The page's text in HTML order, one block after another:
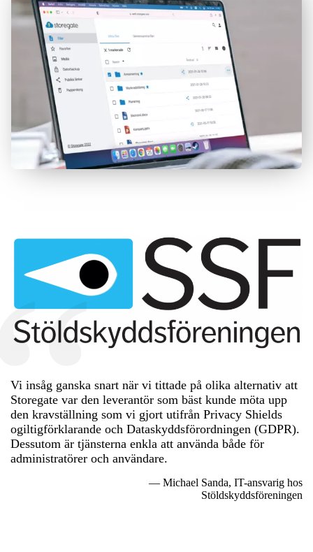
Vi insåg ganska snart när vi tittade på olika alternativ att
Storegate var den leverantör som bäst kunde möta upp
den kravställning som vi gjort utifrån Privacy Shields
ogiltigförklarande och Dataskyddsförordningen (GDPR).
Dessutom är tjänsterna enkla att använda både för
administratörer och användare.
— Michael Sanda, IT-ansvarig hos
Stöldskyddsföreningen